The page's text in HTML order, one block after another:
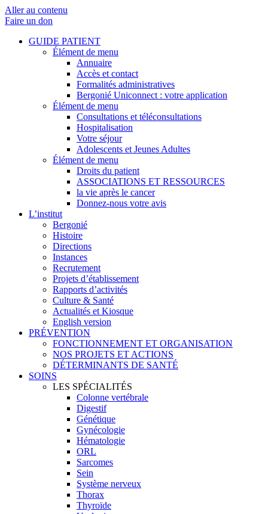
Aller au contenu
Faire un don
GUIDE PATIENT
Élément de menu
Annuaire
Accès et contact
Formalités administratives
Bergonié Uniconnect : votre application
Élément de menu
Consultations et téléconsultations
Hospitalisation
Votre séjour
Adolescents et Jeunes Adultes
Élément de menu
Droits du patient
ASSOCIATIONS ET RESSOURCES
la vie après le cancer
Donnez-nous votre avis
L’institut
Bergonié
Histoire
Directions
Instances
Recrutement
Projets d’établissement
Rapports d’activités
Culture & Santé
Actualités et Kiosque
English version
PRÉVENTION
FONCTIONNEMENT ET ORGANISATION
NOS PROJETS ET ACTIONS
DÉTERMINANTS DE SANTÉ
SOINS
LES SPÉCIALITÉS
Colonne vertébrale
Digestif
Génétique
Gynécologie
Hématologie
ORL
Sarcomes
Sein
Système nerveux
Thorax
Thyroïde